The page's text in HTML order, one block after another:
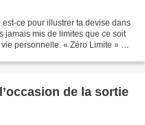
est-ce pour illustrer ta devise dans
jamais mis de limites que ce soit
personnelle. « Zéro Limite » me
de la sortie